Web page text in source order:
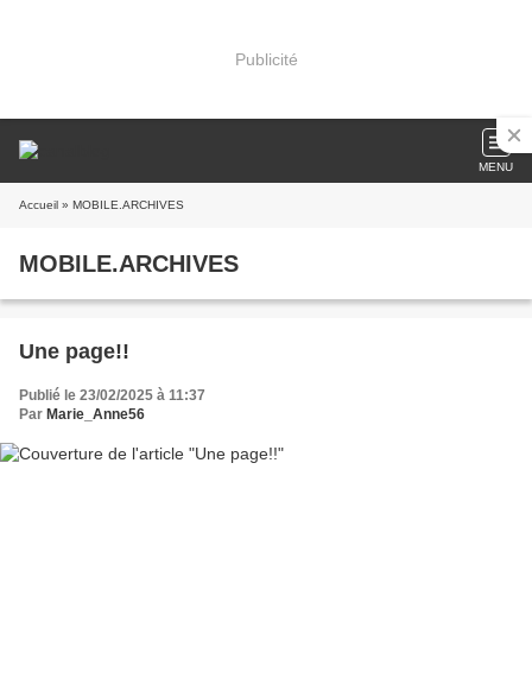
Publicité
MENU
Accueil » MOBILE.ARCHIVES
MOBILE.ARCHIVES
Une page!!
Publié le 23/02/2025 à 11:37
Par Marie_Anne56